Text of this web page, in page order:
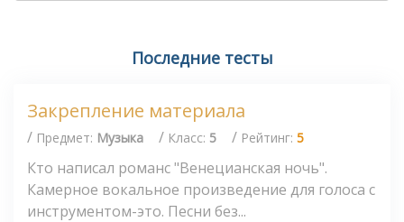
Последние тесты
Закрепление материала
/ Предмет: Музыка / Класс: 5 / Рейтинг: 5
Кто написал романс "Венецианская ночь".
Камерное вокальное произведение для голоса с
инструментом-это. Песни без...